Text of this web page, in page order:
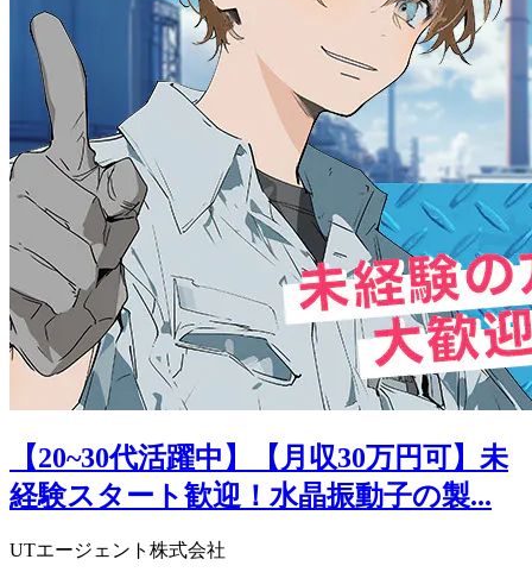
【20~30代活躍中】【月収30万円可】未
経験スタート歓迎！水晶振動子の製...
UTエージェント株式会社